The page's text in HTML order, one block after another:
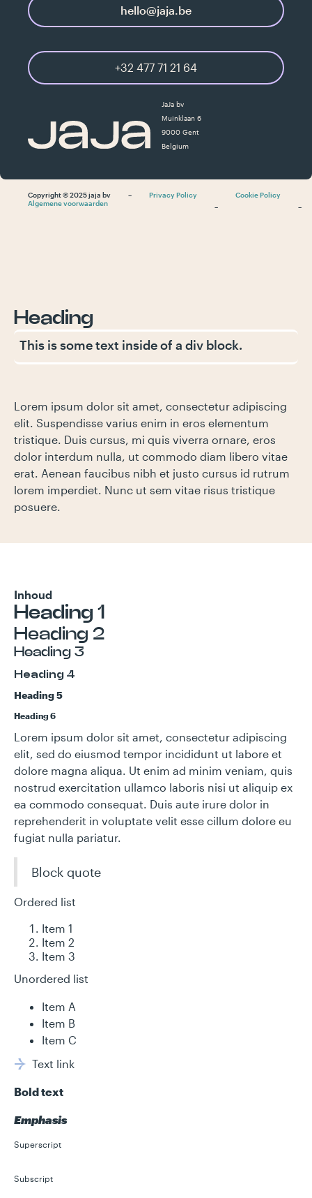
hello@jaja.be
+32 477 71 21 64
JaJa bv
Muinklaan 6
9000 Gent
Belgium
Copyright © 2025 jaja bv –
Privacy Policy
–
Cookie Policy
–
Algemene voorwaarden
Heading
This is some text inside of a div block.
Lorem ipsum dolor sit amet, consectetur adipiscing
elit. Suspendisse varius enim in eros elementum
tristique. Duis cursus, mi quis viverra ornare, eros
dolor interdum nulla, ut commodo diam libero vitae
erat. Aenean faucibus nibh et justo cursus id rutrum
lorem imperdiet. Nunc ut sem vitae risus tristique
posuere.
Inhoud
Heading 1
Heading 2
Heading 3
Heading 4
Heading 5
Heading 6
Lorem ipsum dolor sit amet, consectetur adipiscing
elit, sed do eiusmod tempor incididunt ut labore et
dolore magna aliqua. Ut enim ad minim veniam, quis
nostrud exercitation ullamco laboris nisi ut aliquip ex
ea commodo consequat. Duis aute irure dolor in
reprehenderit in voluptate velit esse cillum dolore eu
fugiat nulla pariatur.
Block quote
Ordered list
Item 1
Item 2
Item 3
Unordered list
Item A
Item B
Item C
Text link
Bold text
Emphasis
Superscript
Subscript